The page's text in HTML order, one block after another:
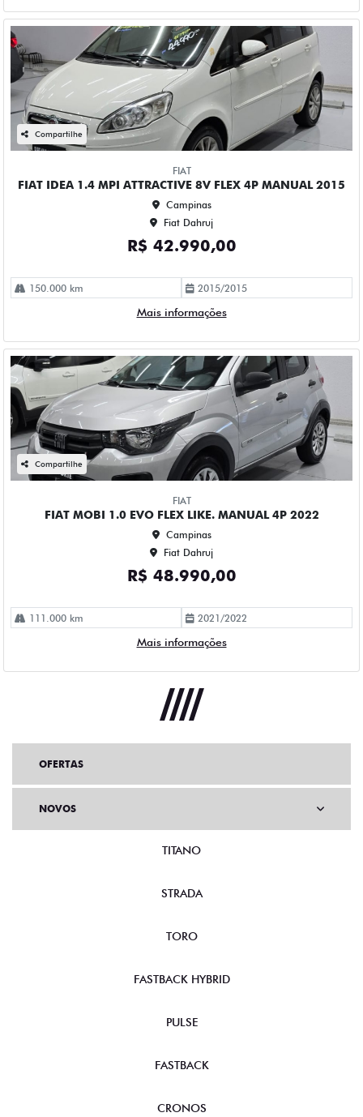
Fiat Dahruj
R$ 42.990,00
150.000 km 2015/2015
Mais informações
FIAT MOBI 1.0 EVO FLEX LIKE. MANUAL 4P 2022
Fiat Dahruj
R$ 48.990,00
111.000 km 2021/2022
Mais informações
OFERTAS
NOVOS
TITANO
STRADA
TORO
FASTBACK HYBRID
PULSE
FASTBACK
CRONOS